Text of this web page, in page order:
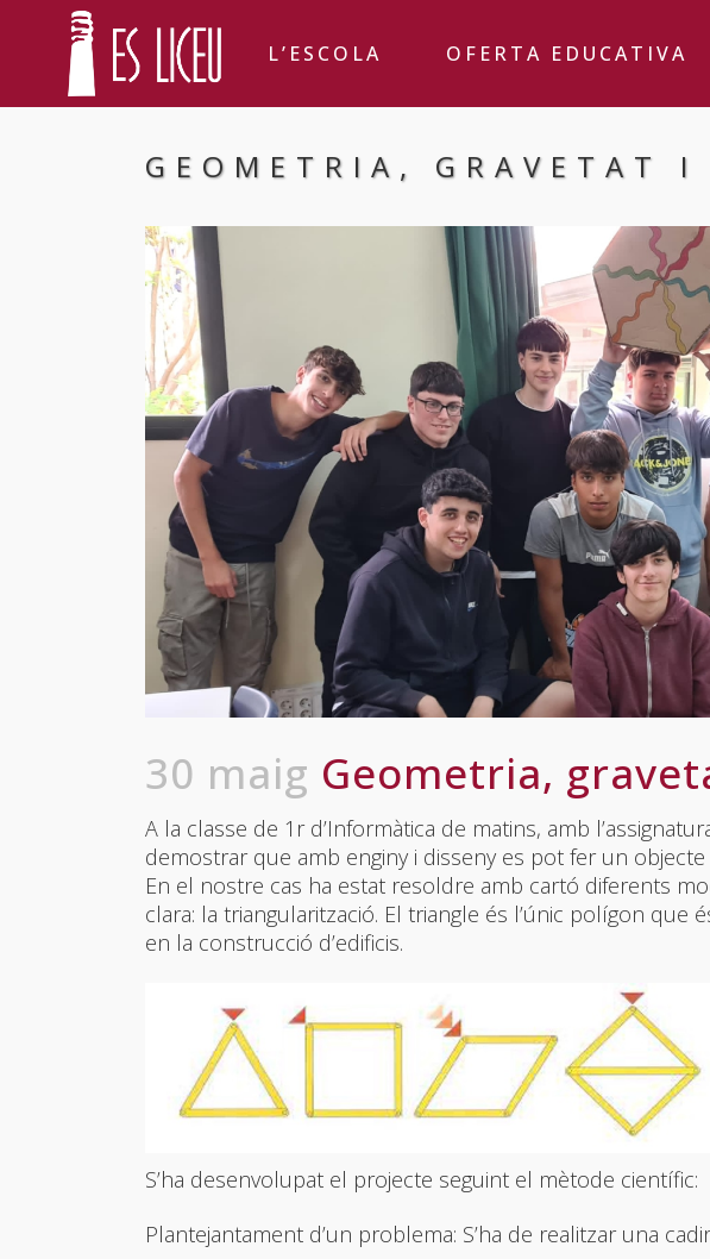
L’ESCOLA OFERTA EDUCATIVA
GEOMETRIA, GRAVETAT I
30 maig Geometria,
A la classe de 1r d’Informàtica de matins, amb
demostrar que amb enginy i disseny es pot fer un
En el nostre cas ha estat resoldre amb cartó diferents
clara: la triangularització. El triangle és l’únic polígon que
en la construcció d’edificis.
S’ha desenvolupat el projecte seguint el mètode científic:
Plantejantament d’un problema: S’ha de realitzar una